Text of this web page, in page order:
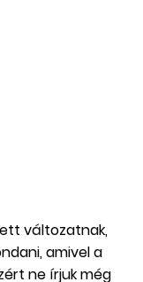
változatnak,
amivel a
ne írjuk még